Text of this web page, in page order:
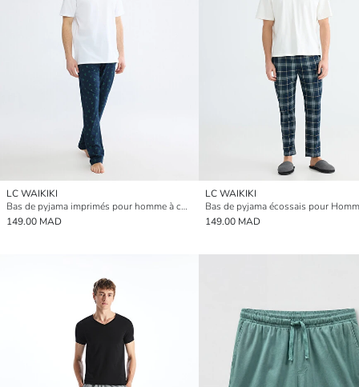
LC WAIKIKI
Bas de pyjama imprimés pour homme à coupe régulière
149.00 MAD
LC WAIKIKI
149.00 MAD